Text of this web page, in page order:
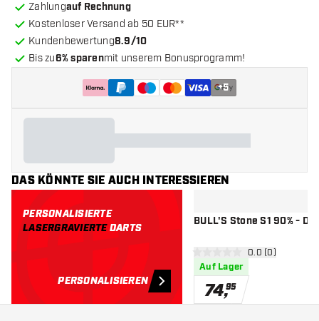
Zahlungauf Rechnung
Kostenloser Versand ab 50 EUR**
Kundenbewertung8.9/10
Bis zu6% sparenmit unserem Bonusprogramm!
+5
DAS KÖNNTE SIE AUCH INTERESSIEREN
PERSONALISIERTE
LASERGRAVIERTEDARTS
PERSONALISIEREN
BULL'S Stone S1 90% -
0 Bewertungssterne
0.0 (0)
Auf Lager
74,95